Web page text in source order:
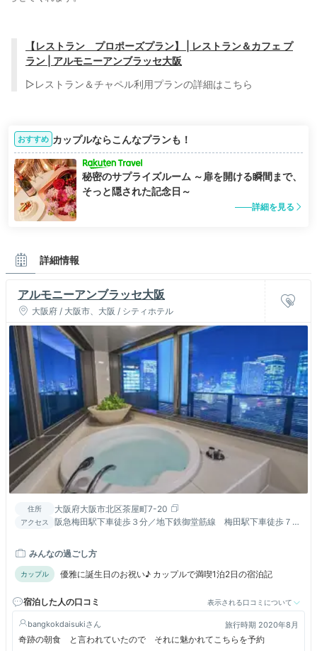
【レストラン プロポーズプラン】 | レストラン＆カフェ プ
ラン | アルモニーアンブラッセ大阪
▷レストラン＆チャペル利用プランの詳細はこちら
おすすめ カップルならこんなプランも！
秘密のサプライズルーム ～扉を開ける瞬間まで、
そっと隠された記念日～
詳細を見る
詳細情報
アルモニーアンブラッセ大阪
大阪府 / 大阪市、大阪 / シティホテル
住所 大阪府大阪市北区茶屋町7-20
アクセス
阪急梅田駅下車徒歩３分／地下鉄御堂筋線 梅田駅下車徒歩７分
みんなの過ごし方
カップル 優雅に誕生日のお祝い♪ カップルで満喫1泊2日の宿泊記
宿泊した人の口コミ 表示される口コミについて
bangkokdaisuki 旅行時期 2020年8月
奇跡の朝食 と言われていたので それに魅かれてこちらを予約